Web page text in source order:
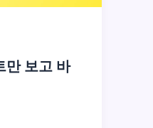
만 보고 바